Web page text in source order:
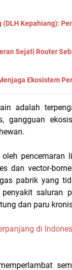
Kepahiang):
Sejati Router
Ekosistem
adalah
gangguan
pencemaran
dan vector-
pabrik yang
penyakit saluran
dan paru
di